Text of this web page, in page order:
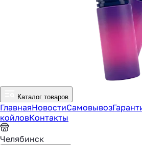
Каталог товаров
ГлавнаяНовостиСамовывоз
койловКонтакты
Челябинск